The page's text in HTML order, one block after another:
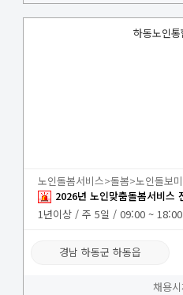
하동노인
노인돌봄서비스>돌봄>노인돌보미
2026년 노인맞춤돌봄서비스
1년이상 / 주 5일 / 09:00 ~ 18:00
경남 하동군 하동읍
채용